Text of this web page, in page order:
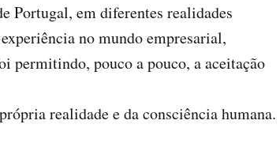
Portugal, em diferentes realidades
no mundo empresarial,
permitindo, pouco a pouco, a aceitação
realidade e da consciência humana.